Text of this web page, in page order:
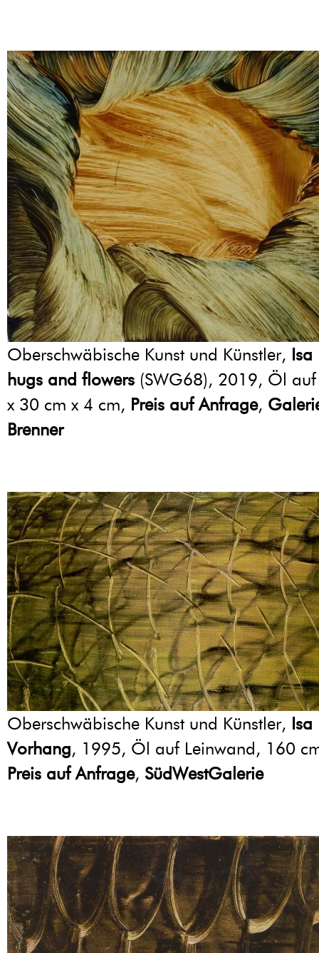
Oberschwäbische Kunst und Künstler, Isa
hugs and flowers (SWG68), 2019, Öl
x 30 cm x 4 cm, Preis auf Anfrage,
Brenner
Oberschwäbische Kunst und Künstler, Isa
Vorhang, 1995, Öl auf Leinwand, 160
Preis auf Anfrage, SüdWestGalerie